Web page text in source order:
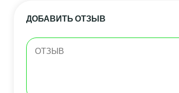
ДОБАВИТЬ ОТЗЫВ